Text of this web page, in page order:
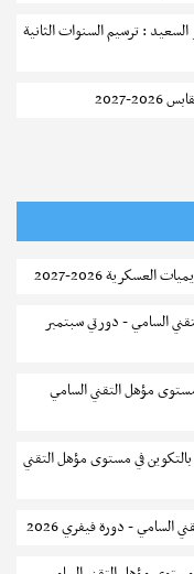
السعيد : ترسيم السنوات الثانية
2027
الثانوي والفني والتقني
للماجستير (دورة ثانية)
السامي في الصيد البحري
2026-2027
السامي - دورتي سبتمبر
مستوى مؤهل التقني السامي
في مستوى مؤهل التقني
السامي - دورة فيفري 2026